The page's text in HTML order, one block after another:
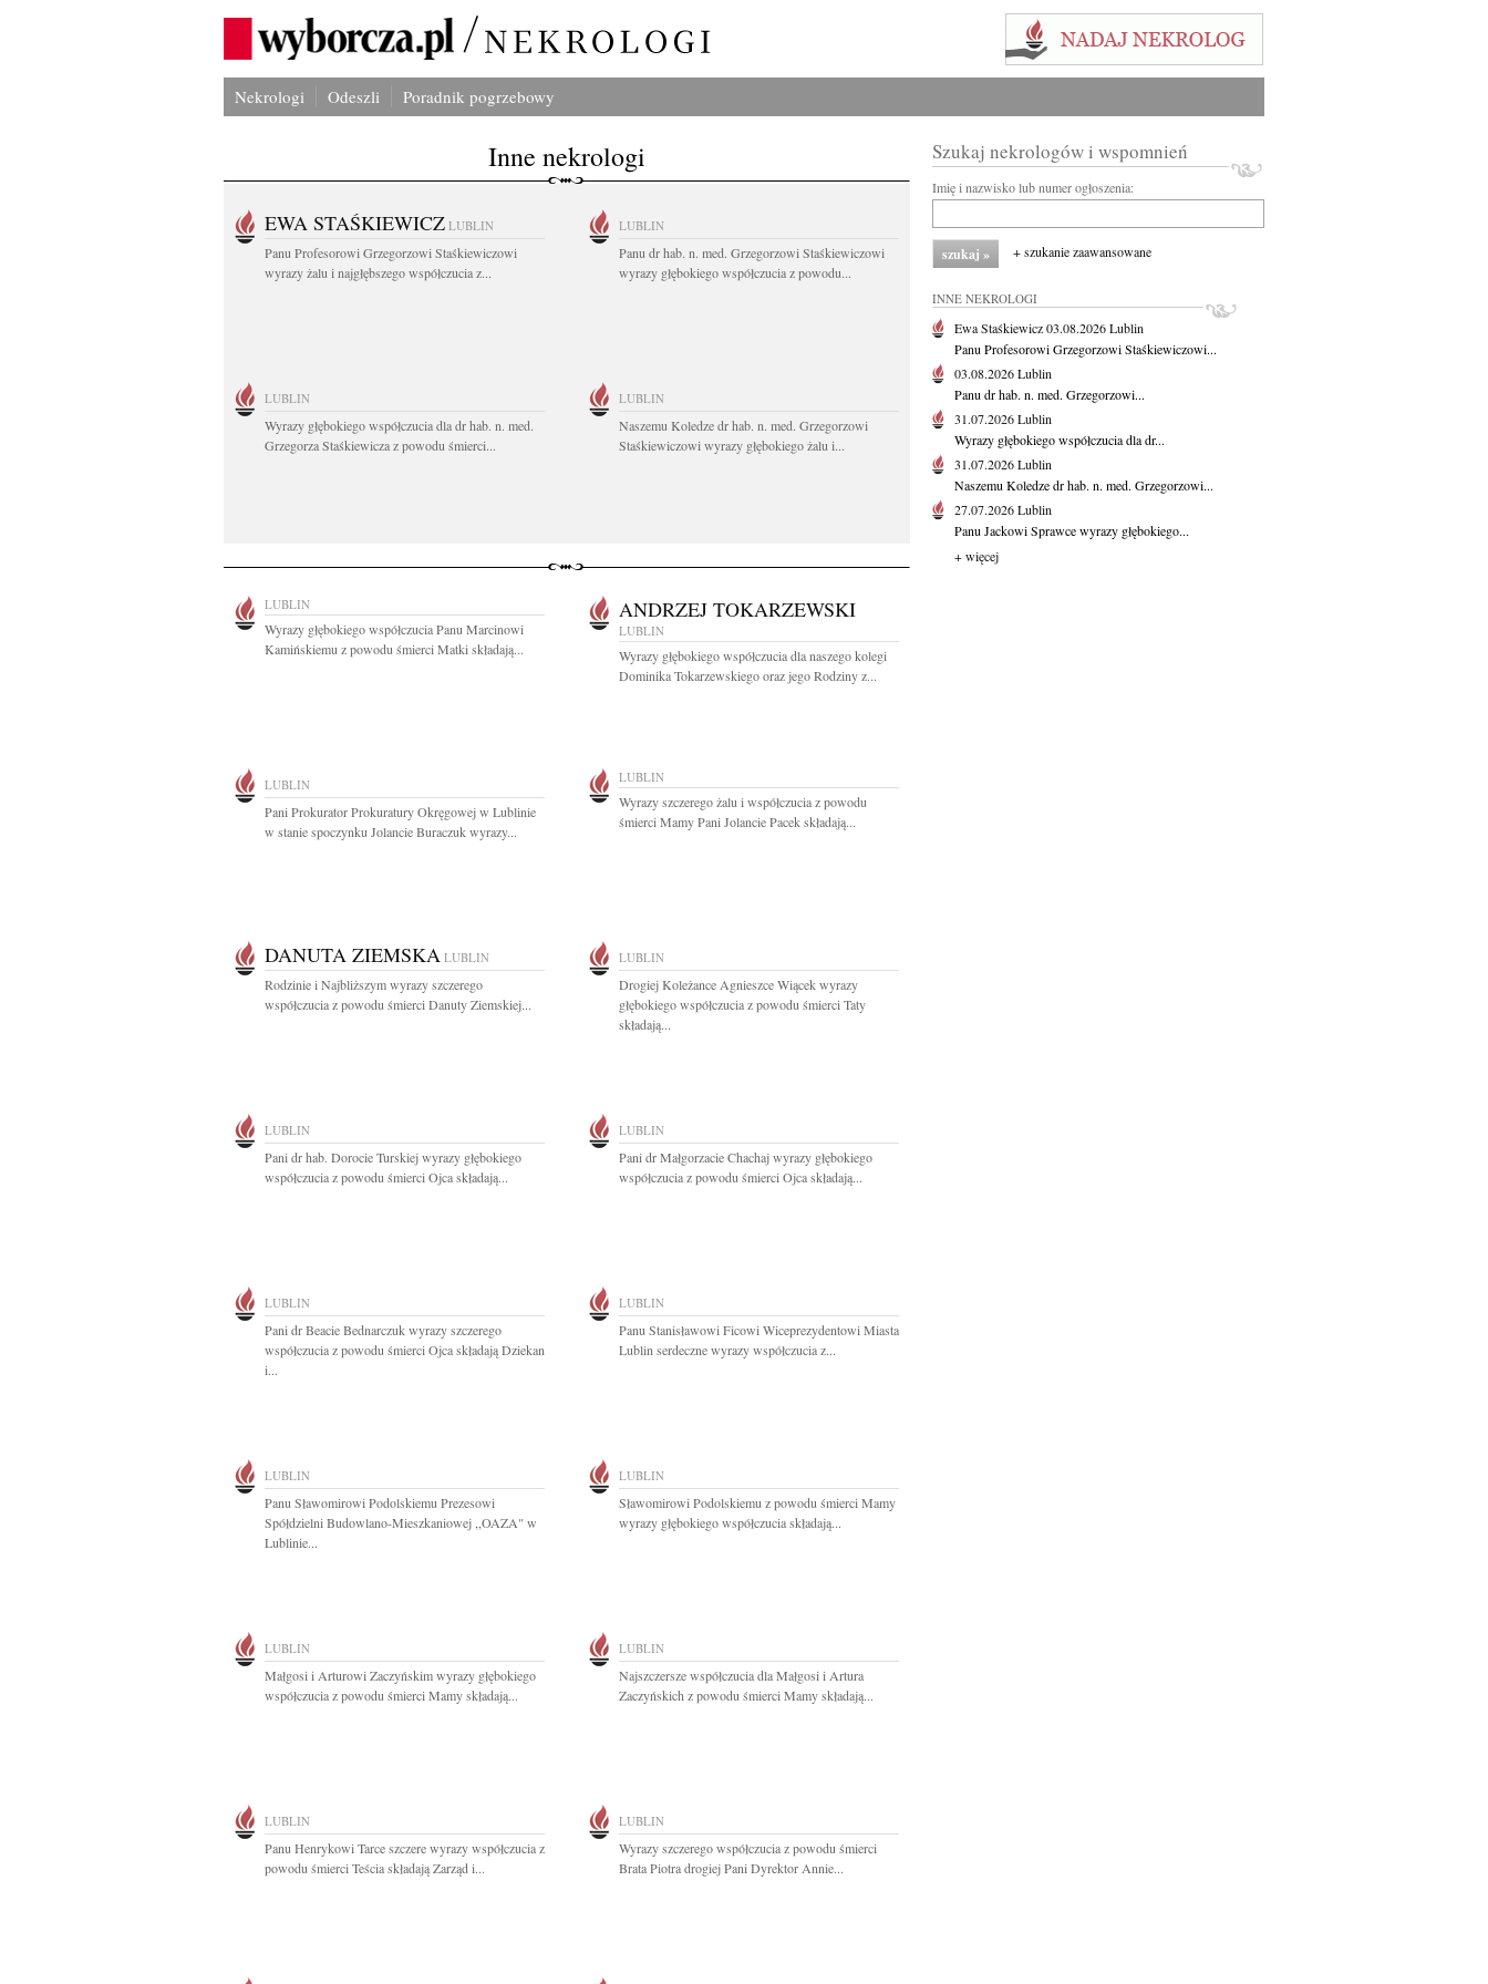
Nekrologi Odeszli Poradnik pogrzebowy
Inne nekrologi
EWA STAŚKIEWICZ LUBLIN
Panu Profesorowi Grzegorzowi Staśkiewiczowi
wyrazy żalu i najgłębszego współczucia z...
LUBLIN
Panu dr hab. n. med. Grzegorzowi Staśkiewiczowi
wyrazy głębokiego współczucia z powodu...
LUBLIN
Wyrazy głębokiego współczucia dla dr hab. n. med.
Grzegorza Staśkiewicza z powodu śmierci...
LUBLIN
Naszemu Koledze dr hab. n. med. Grzegorzowi
Staśkiewiczowi wyrazy głębokiego żalu i...
LUBLIN
Wyrazy głębokiego współczucia Panu Marcinowi
Kamińskiemu z powodu śmierci Matki składają...
ANDRZEJ TOKARZEWSKI
LUBLIN
Wyrazy głębokiego współczucia dla naszego kolegi
Dominika Tokarzewskiego oraz jego Rodziny z...
LUBLIN
Pani Prokurator Prokuratury Okręgowej w Lublinie
w stanie spoczynku Jolancie Buraczuk wyrazy...
LUBLIN
Wyrazy szczerego żalu i współczucia z powodu
śmierci Mamy Pani Jolancie Pacek składają...
DANUTA ZIEMSKA LUBLIN
Rodzinie i Najbliższym wyrazy szczerego
współczucia z powodu śmierci Danuty Ziemskiej...
LUBLIN
Drogiej Koleżance Agnieszce Wiącek wyrazy
głębokiego współczucia z powodu śmierci Taty
składają...
LUBLIN
Pani dr hab. Dorocie Turskiej wyrazy głębokiego
współczucia z powodu śmierci Ojca składają...
LUBLIN
Pani dr Małgorzacie Chachaj wyrazy głębokiego
współczucia z powodu śmierci Ojca składają...
LUBLIN
Pani dr Beacie Bednarczuk wyrazy szczerego
współczucia z powodu śmierci Ojca składają Dziekan
i...
LUBLIN
Panu Stanisławowi Ficowi Wiceprezydentowi Miasta
Lublin serdeczne wyrazy współczucia z...
LUBLIN
Panu Sławomirowi Podolskiemu Prezesowi
Spółdzielni Budowlano-Mieszkaniowej ,,OAZA" w
Lublinie...
LUBLIN
Sławomirowi Podolskiemu z powodu śmierci Mamy
wyrazy głębokiego współczucia składają...
LUBLIN
Małgosi i Arturowi Zaczyńskim wyrazy głębokiego
współczucia z powodu śmierci Mamy składają...
LUBLIN
Najszczersze współczucia dla Małgosi i Artura
Zaczyńskich z powodu śmierci Mamy składają...
LUBLIN
Panu Henrykowi Tarce szczere wyrazy współczucia z
powodu śmierci Teścia składają Zarząd i...
LUBLIN
Wyrazy szczerego współczucia z powodu śmierci
Brata Piotra drogiej Pani Dyrektor Annie...
Szukaj nekrologów i wspomnień
Imię i nazwisko lub numer ogłoszenia:
+ szukanie zaawansowane
INNE NEKROLOGI
Ewa Staśkiewicz03.08.2026Lublin
Panu Profesorowi Grzegorzowi Staśkiewiczowi...
03.08.2026Lublin
Panu dr hab. n. med. Grzegorzowi...
31.07.2026Lublin
Wyrazy głębokiego współczucia dla dr...
31.07.2026Lublin
Naszemu Koledze dr hab. n. med. Grzegorzowi...
27.07.2026Lublin
Panu Jackowi Sprawce wyrazy głębokiego...
+ więcej